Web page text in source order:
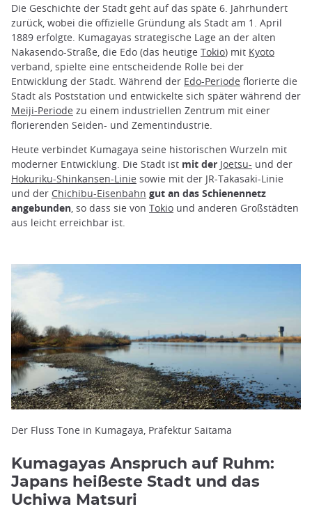
Die Geschichte der Stadt geht auf das späte 6. Jahrhundert
zurück, wobei die offizielle Gründung als Stadt am 1. April
1889 erfolgte. Kumagayas strategische Lage an der alten
Nakasendo-Straße, die Edo (das heutige Tokio) mit Kyoto
verband, spielte eine entscheidende Rolle bei der
Entwicklung der Stadt. Während der Edo-Periode florierte die
Stadt als Poststation und entwickelte sich später während der
Meiji-Periode zu einem industriellen Zentrum mit einer
florierenden Seiden- und Zementindustrie.
Heute verbindet Kumagaya seine historischen Wurzeln mit
moderner Entwicklung. Die Stadt ist mit der Joetsu- und der
Hokuriku-Shinkansen-Linie sowie mit der JR-Takasaki-Linie
und der Chichibu-Eisenbahn gut an das Schienennetz
angebunden, so dass sie von Tokio und anderen Großstädten
aus leicht erreichbar ist.
Der Fluss Tone in Kumagaya, Präfektur Saitama
Kumagayas Anspruch auf Ruhm:
Japans heißeste Stadt und das
Uchiwa Matsuri